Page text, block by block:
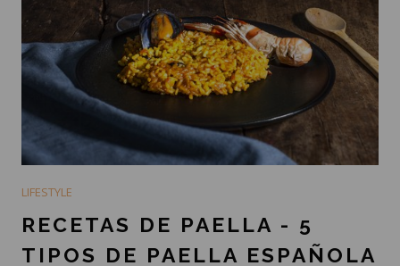
LIFESTYLE
RECETAS DE PAELLA - 5
TIPOS DE PAELLA ESPAÑOLA